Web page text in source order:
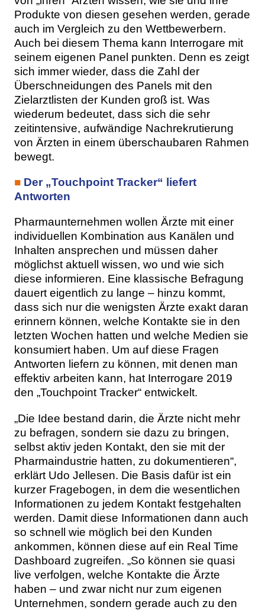
Produkte von diesen gesehen werden, gerade
auch im Vergleich zu den Wettbewerbern.
Auch bei diesem Thema kann Interrogare mit
seinem eigenen Panel punkten. Denn es zeigt
sich immer wieder, dass die Zahl der
Überschneidungen des Panels mit den
Zielarztlisten der Kunden groß ist. Was
wiederum bedeutet, dass sich die sehr
zeitintensive, aufwändige Nachrekrutierung
von Ärzten in einem überschaubaren Rahmen
bewegt.
■ Der „Touchpoint Tracker“ liefert
Antworten
Pharmaunternehmen wollen Ärzte mit einer
individuellen Kombination aus Kanälen und
Inhalten ansprechen und müssen daher
möglichst aktuell wissen, wo und wie sich
diese informieren. Eine klassische Befragung
dauert eigentlich zu lange – hinzu kommt,
dass sich nur die wenigsten Ärzte exakt daran
erinnern können, welche Kontakte sie in den
letzten Wochen hatten und welche Medien sie
konsumiert haben. Um auf diese Fragen
Antworten liefern zu können, mit denen man
effektiv arbeiten kann, hat Interrogare 2019
den „Touchpoint Tracker“ entwickelt.
„Die Idee bestand darin, die Ärzte nicht mehr
zu befragen, sondern sie dazu zu bringen,
selbst aktiv jeden Kontakt, den sie mit der
Pharmaindustrie hatten, zu dokumentieren“,
erklärt Udo Jellesen. Die Basis dafür ist ein
kurzer Fragebogen, in dem die wesentlichen
Informationen zu jedem Kontakt festgehalten
werden. Damit diese Informationen dann auch
so schnell wie möglich bei den Kunden
ankommen, können diese auf ein Real Time
Dashboard zugreifen. „So können sie quasi
live verfolgen, welche Kontakte die Ärzte
haben – und zwar nicht nur zum eigenen
Unternehmen, sondern gerade auch zu den